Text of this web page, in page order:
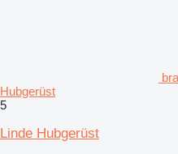
Hubgerüst
5
Linde Hubgerüst